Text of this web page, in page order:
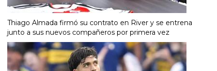
Thiago Almada firmó su contrato en River y se entrena
junto a sus nuevos compañeros por primera vez